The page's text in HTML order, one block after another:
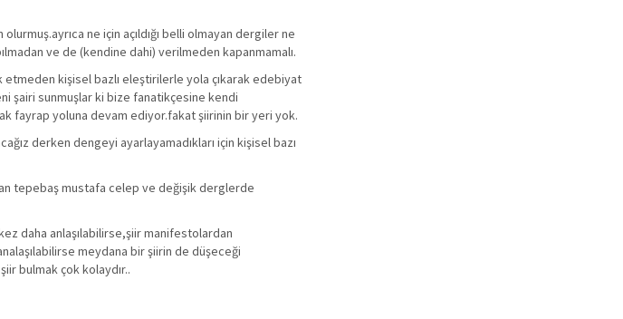
ne için açıldığı belli olmayan dergiler ne
ve de (kendine dahi) verilmeden kapanmamalı.
etmeden kişisel bazlı eleştirilerle yola çıkarak edebiyat
şairi sunmuşlar ki bize fanatikçesine kendi
fayrap yoluna devam ediyor.fakat şiirinin bir yeri yok.
derken dengeyi ayarlayamadıkları için kişisel bazı
tepebaş mustafa celep ve değişik derglerde
daha anlaşılabilirse,şiir manifestolardan
meydana bir şiirin de düşeceği
bulmak çok kolaydır..